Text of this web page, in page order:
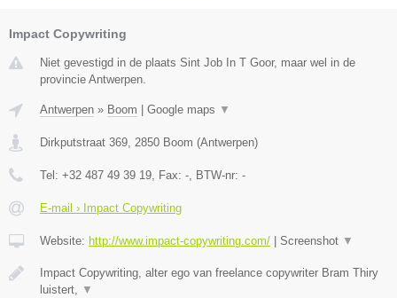
Impact Copywriting
Niet gevestigd in de plaats Sint Job In T Goor, maar wel in de
provincie Antwerpen.
Antwerpen » Boom Google maps ▼
Dirkputstraat 369, 2850 Boom (Antwerpen)
Tel: +32 487 49 39 19, Fax: -, BTW-nr: -
E-mail › Impact Copywriting
Website: http://www.impact-copywriting.com/ Screenshot ▼
Impact Copywriting, alter ego van freelance copywriter Bram Thiry
luistert, ▼